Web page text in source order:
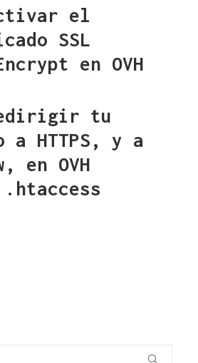
el
SSL
en OVH
tu
a HTTPS, y a
en OVH
.htaccess